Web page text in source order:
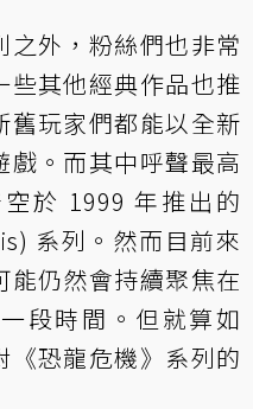
之外，粉絲們也非常
些其他經典作品也推
舊玩家們都能以全新
戲。而其中呼聲最高
於 1999 年推出的
系列。然而目前來
能仍然會持續聚焦在
段時間。但就算如
《恐龍危機》系列的